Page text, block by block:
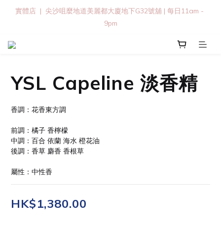
實體店  |  尖沙咀麼地道美麗都大廈地下G32號舖 | 每日11am -
9pm
YSL Capeline 淡香精
香調：花香東方調
前調：橘子 香檸檬
中調：百合 依蘭 海水 橙花油
後調：香草 麝香 香根草
屬性：中性香
HK$1,380.00